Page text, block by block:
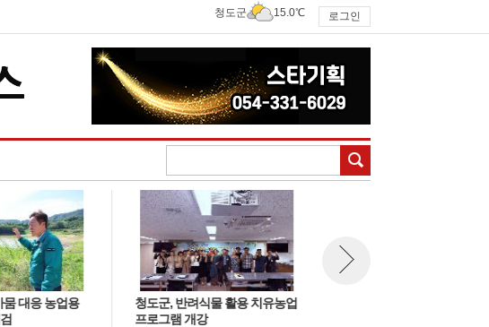
청도군 15.0℃ 로그인
대응 농업용
청도군, 반려식물 활용 치유농업
프로그램 개강